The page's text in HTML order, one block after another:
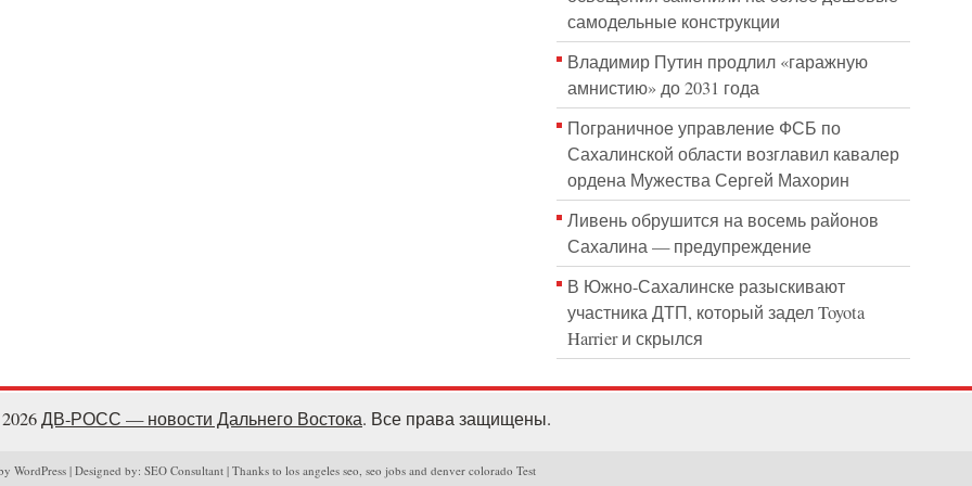
самодельные конструкции
Владимир Путин продлил «гаражную
амнистию» до 2031 года
Пограничное управление ФСБ по
Сахалинской области возглавил кавалер
ордена Мужества Сергей Махорин
Ливень обрушится на восемь районов
Сахалина — предупреждение
В Южно-Сахалинске разыскивают
участника ДТП, который задел Toyota
Harrier и скрылся
ДВ-РОСС — новости Дальнего Востока. Все права защищены.
WordPress | Designed by: SEO Consultant | Thanks to los angeles seo, seo jobs and denver colorado Test